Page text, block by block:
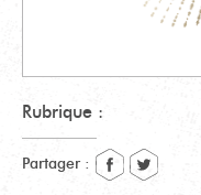
Rubrique :
Partager :